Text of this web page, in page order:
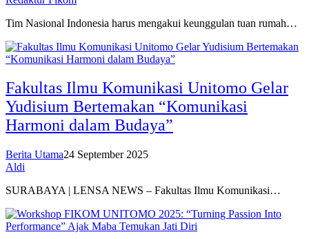
Tim Nasional Indonesia harus mengakui keunggulan tuan rumah…
Fakultas Ilmu Komunikasi Unitomo Gelar
Yudisium Bertemakan “Komunikasi
Harmoni dalam Budaya”
Berita Utama24 September 2025
Aldi
SURABAYA | LENSA NEWS – Fakultas Ilmu Komunikasi…